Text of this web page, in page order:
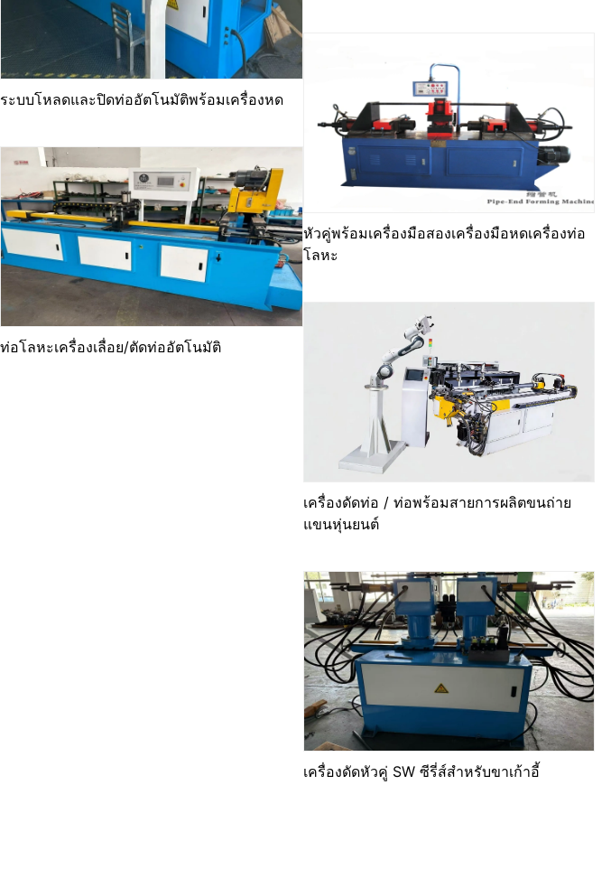
ระบบโหลดและปิดท่ออัตโนมัติพร้อมเครื่องหด
ท่อโลหะเครื่องเลื่อย/ตัดท่ออัตโนมัติ
หัวคู่พร้อมเครื่องมือสองเครื่องมือหดเครื่องท่อ
โลหะ
เครื่องดัดท่อ / ท่อพร้อมสายการผลิตขนถ่าย
แขนหุ่นยนต์
เครื่องดัดหัวคู่ SW ซีรี่ส์สําหรับขาเก้าอี้